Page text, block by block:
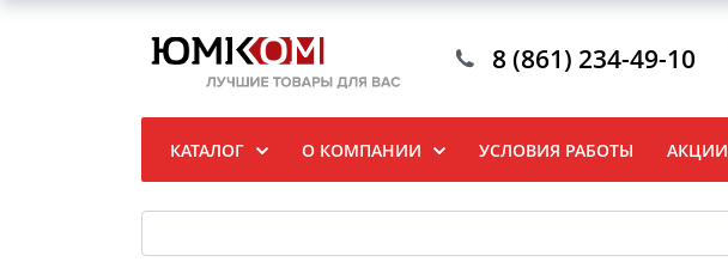
8 (861) 234-49-10
КАТАЛОГ О КОМПАНИИ УСЛОВИЯ РАБОТЫ АКЦИИ